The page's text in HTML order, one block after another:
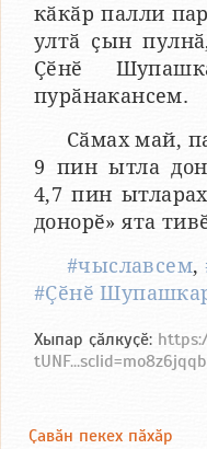
кӑкӑр палли
ултӑ ҫын
Ҫӗнӗ
пурӑнакансем.
Сӑмах май,
9 пин ытла
4,7 пин
донорӗ» ята
#чыславсем,
#Ҫӗнӗ
Хыпар ҫӑлкуҫӗ:
Ҫавӑн пекех пӑхӑр